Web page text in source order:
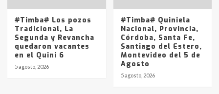
#Timba# Los pozos
Tradicional, La
Segunda y Revancha
quedaron vacantes
en el Quini 6
5 agosto, 2026
#Timba# Quiniela
Nacional, Provincia,
Córdoba, Santa Fe,
Santiago del Estero,
Montevideo del 5 de
Agosto
5 agosto, 2026